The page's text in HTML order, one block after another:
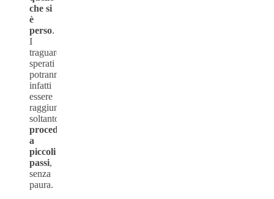
che si
è
perso.
I
traguardi
sperati
potranno
infatti
essere
raggiunti
soltanto
procedendo
a
piccoli
passi,
senza
paura.